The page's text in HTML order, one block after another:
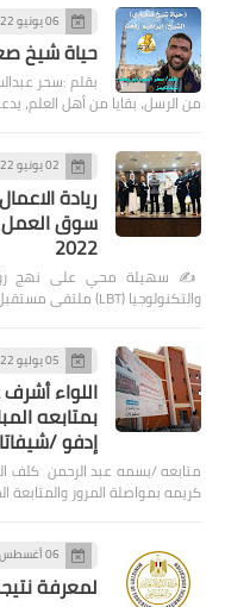
06 يونيو 2022
حياة شيخ
بقلم :سحر
من الرسل، بقايا من أهل العلم،
02 يونيو 2022
ريادة
سوق العمل
2022
والتكنولوجيا (LBT) ملتقى مستقبل سوق العمل (ملت…
05 يوليو 2022
اللواء
بمتابعه
إدفو /
متابعه /بسمه عبد الرحمن كلف
كريمه بمواصلة المرور والمتابعة
06 أغسطس 2022
لمعرفة نتيجة